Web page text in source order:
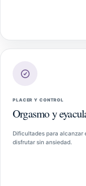
PLACER Y CONTROL
Orgasmo y
Dificultades para alcanzar
disfrutar sin ansiedad.